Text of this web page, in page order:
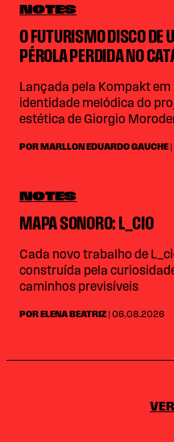
NOTES
O FUTURISMO DISCO DE
PÉROLA PERDIDA NO
Lançada pela Kompakt
identidade melódica do
estética de Giorgio
POR MARLLON EDUARDO GAUCHE
NOTES
MAPA SONORO: L_CIO
Cada novo trabalho de
construída pela
caminhos previsíveis
POR ELENA BEATRIZ | 06.08.2026